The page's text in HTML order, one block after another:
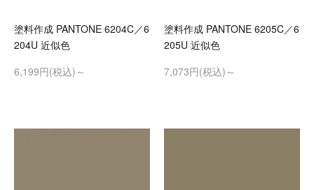
塗料作成 PANTONE 6204C／6
204U 近似色
6,199円(税込)～
塗料作成 PANTONE 6205C／6
205U 近似色
7,073円(税込)～